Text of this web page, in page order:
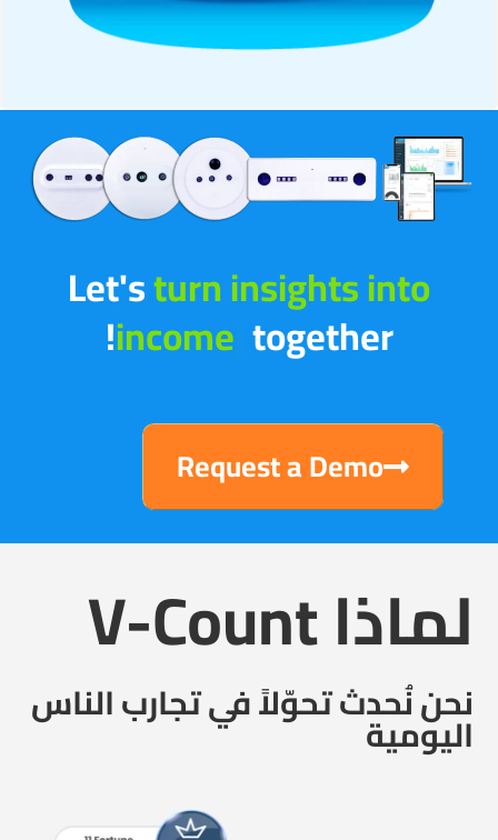
Let'stur|together!
Request a Demo
لماذا V-Count
نحن نُحدث تحوّلاً في تجارب الناس
اليومية